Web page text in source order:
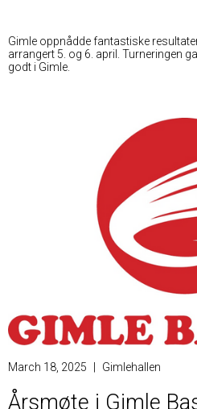
Gimle oppnådde fantastiske
arrangert 5. og 6. april. Turneringen
godt i Gimle.
March 18, 2025 Gimlehallen
Årsmøte i Gimle